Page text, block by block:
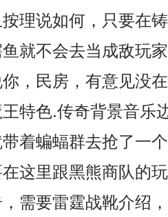
理说如何，只要在
就不会去当成敌玩
，民房，有意见没
特色.传奇背景音乐
着蝙蝠群去抢了一
这里跟黑熊商队的
需要雷霆战靴介绍